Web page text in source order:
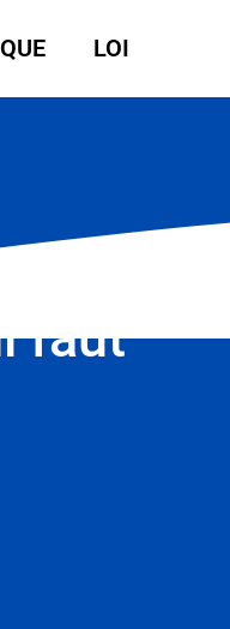
LOI
faut